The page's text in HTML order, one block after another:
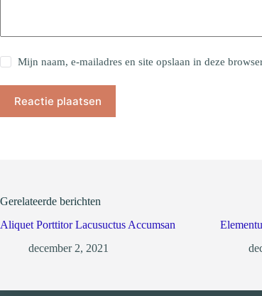
Mijn naam, e-mailadres en site opslaan in deze
Reactie plaatsen
Gerelateerde berichten
Aliquet Porttitor Lacusuctus Accumsan
december 2, 2021